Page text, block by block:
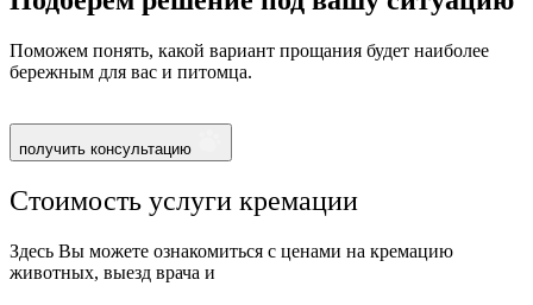
Поможем понять, какой вариант прощания будет наиболее
бережным для вас и питомца.
получить консультацию
Стоимость услуги кремации
Здесь Вы можете ознакомиться с ценами на кремацию
животных, выезд врача и